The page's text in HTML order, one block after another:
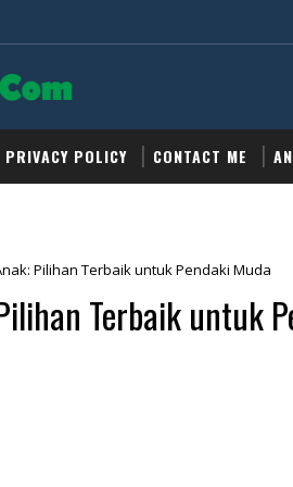
PRIVACY POLICY CONTACT ME
Pilihan Terbaik untuk Pendaki Muda
Terbaik untuk